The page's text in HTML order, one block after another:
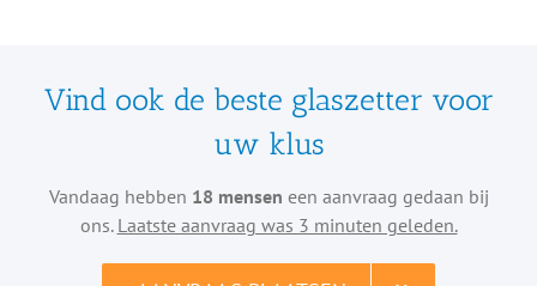
Vind ook de beste glaszetter voor
uw klus
Vandaag hebben 18 mensen een aanvraag gedaan bij
ons. Laatste aanvraag was 3 minuten geleden.